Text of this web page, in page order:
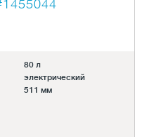
80 л
электрический
511 мм